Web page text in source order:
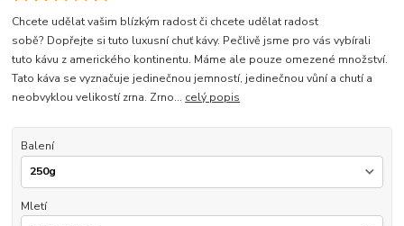
Chcete udělat vašim blízkým radost či chcete udělat radost
sobě? Dopřejte si tuto luxusní chuť kávy. Pečlivě jsme pro vás vybírali
tuto kávu z amerického kontinentu. Máme ale pouze omezené množství.
Tato káva se vyznačuje jedinečnou jemností, jedinečnou vůní a chutí a
neobvyklou velikostí zrna. Zrno... celý popis
Balení
Mletí